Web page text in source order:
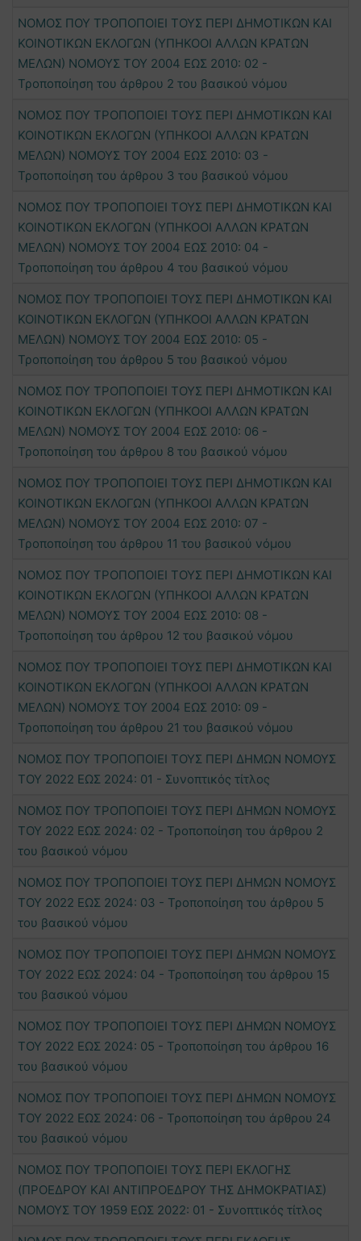
ΝΟΜΟΣ ΠΟΥ ΤΡΟΠΟΠΟΙΕΙ ΤΟΥΣ ΠΕΡΙ ΔΗΜΟΤΙΚΩΝ ΚΑΙ
ΚΟΙΝΟΤΙΚΩΝ ΕΚΛΟΓΩΝ (ΥΠΗΚΟΟΙ ΑΛΛΩΝ ΚΡΑΤΩΝ
ΜΕΛΩΝ) ΝΟΜΟΥΣ ΤΟΥ 2004 ΕΩΣ 2010: 02 -
Τροποποίηση του άρθρου 2 του βασικού νόμου
ΝΟΜΟΣ ΠΟΥ ΤΡΟΠΟΠΟΙΕΙ ΤΟΥΣ ΠΕΡΙ ΔΗΜΟΤΙΚΩΝ ΚΑΙ
ΚΟΙΝΟΤΙΚΩΝ ΕΚΛΟΓΩΝ (ΥΠΗΚΟΟΙ ΑΛΛΩΝ ΚΡΑΤΩΝ
ΜΕΛΩΝ) ΝΟΜΟΥΣ ΤΟΥ 2004 ΕΩΣ 2010: 03 -
Τροποποίηση του άρθρου 3 του βασικού νόμου
ΝΟΜΟΣ ΠΟΥ ΤΡΟΠΟΠΟΙΕΙ ΤΟΥΣ ΠΕΡΙ ΔΗΜΟΤΙΚΩΝ ΚΑΙ
ΚΟΙΝΟΤΙΚΩΝ ΕΚΛΟΓΩΝ (ΥΠΗΚΟΟΙ ΑΛΛΩΝ ΚΡΑΤΩΝ
ΜΕΛΩΝ) ΝΟΜΟΥΣ ΤΟΥ 2004 ΕΩΣ 2010: 04 -
Τροποποίηση του άρθρου 4 του βασικού νόμου
ΝΟΜΟΣ ΠΟΥ ΤΡΟΠΟΠΟΙΕΙ ΤΟΥΣ ΠΕΡΙ ΔΗΜΟΤΙΚΩΝ ΚΑΙ
ΚΟΙΝΟΤΙΚΩΝ ΕΚΛΟΓΩΝ (ΥΠΗΚΟΟΙ ΑΛΛΩΝ ΚΡΑΤΩΝ
ΜΕΛΩΝ) ΝΟΜΟΥΣ ΤΟΥ 2004 ΕΩΣ 2010: 05 -
Τροποποίηση του άρθρου 5 του βασικού νόμου
ΝΟΜΟΣ ΠΟΥ ΤΡΟΠΟΠΟΙΕΙ ΤΟΥΣ ΠΕΡΙ ΔΗΜΟΤΙΚΩΝ ΚΑΙ
ΚΟΙΝΟΤΙΚΩΝ ΕΚΛΟΓΩΝ (ΥΠΗΚΟΟΙ ΑΛΛΩΝ ΚΡΑΤΩΝ
ΜΕΛΩΝ) ΝΟΜΟΥΣ ΤΟΥ 2004 ΕΩΣ 2010: 06 -
Τροποποίηση του άρθρου 8 του βασικού νόμου
ΝΟΜΟΣ ΠΟΥ ΤΡΟΠΟΠΟΙΕΙ ΤΟΥΣ ΠΕΡΙ ΔΗΜΟΤΙΚΩΝ ΚΑΙ
ΚΟΙΝΟΤΙΚΩΝ ΕΚΛΟΓΩΝ (ΥΠΗΚΟΟΙ ΑΛΛΩΝ ΚΡΑΤΩΝ
ΜΕΛΩΝ) ΝΟΜΟΥΣ ΤΟΥ 2004 ΕΩΣ 2010: 07 -
Τροποποίηση του άρθρου 11 του βασικού νόμου
ΝΟΜΟΣ ΠΟΥ ΤΡΟΠΟΠΟΙΕΙ ΤΟΥΣ ΠΕΡΙ ΔΗΜΟΤΙΚΩΝ ΚΑΙ
ΚΟΙΝΟΤΙΚΩΝ ΕΚΛΟΓΩΝ (ΥΠΗΚΟΟΙ ΑΛΛΩΝ ΚΡΑΤΩΝ
ΜΕΛΩΝ) ΝΟΜΟΥΣ ΤΟΥ 2004 ΕΩΣ 2010: 08 -
Τροποποίηση του άρθρου 12 του βασικού νόμου
ΝΟΜΟΣ ΠΟΥ ΤΡΟΠΟΠΟΙΕΙ ΤΟΥΣ ΠΕΡΙ ΔΗΜΟΤΙΚΩΝ ΚΑΙ
ΚΟΙΝΟΤΙΚΩΝ ΕΚΛΟΓΩΝ (ΥΠΗΚΟΟΙ ΑΛΛΩΝ ΚΡΑΤΩΝ
ΜΕΛΩΝ) ΝΟΜΟΥΣ ΤΟΥ 2004 ΕΩΣ 2010: 09 -
Τροποποίηση του άρθρου 21 του βασικού νόμου
ΝΟΜΟΣ ΠΟΥ ΤΡΟΠΟΠΟΙΕΙ ΤΟΥΣ ΠΕΡΙ ΔΗΜΩΝ ΝΟΜΟΥΣ
ΤΟΥ 2022 ΕΩΣ 2024: 01 - Συνοπτικός τίτλος
ΝΟΜΟΣ ΠΟΥ ΤΡΟΠΟΠΟΙΕΙ ΤΟΥΣ ΠΕΡΙ ΔΗΜΩΝ ΝΟΜΟΥΣ
ΤΟΥ 2022 ΕΩΣ 2024: 02 - Τροποποίηση του άρθρου 2
του βασικού νόμου
ΝΟΜΟΣ ΠΟΥ ΤΡΟΠΟΠΟΙΕΙ ΤΟΥΣ ΠΕΡΙ ΔΗΜΩΝ ΝΟΜΟΥΣ
ΤΟΥ 2022 ΕΩΣ 2024: 03 - Τροποποίηση του άρθρου 5
του βασικού νόμου
ΝΟΜΟΣ ΠΟΥ ΤΡΟΠΟΠΟΙΕΙ ΤΟΥΣ ΠΕΡΙ ΔΗΜΩΝ ΝΟΜΟΥΣ
ΤΟΥ 2022 ΕΩΣ 2024: 04 - Τροποποίηση του άρθρου 15
του βασικού νόμου
ΝΟΜΟΣ ΠΟΥ ΤΡΟΠΟΠΟΙΕΙ ΤΟΥΣ ΠΕΡΙ ΔΗΜΩΝ ΝΟΜΟΥΣ
ΤΟΥ 2022 ΕΩΣ 2024: 05 - Τροποποίηση του άρθρου 16
του βασικού νόμου
ΝΟΜΟΣ ΠΟΥ ΤΡΟΠΟΠΟΙΕΙ ΤΟΥΣ ΠΕΡΙ ΔΗΜΩΝ ΝΟΜΟΥΣ
ΤΟΥ 2022 ΕΩΣ 2024: 06 - Τροποποίηση του άρθρου 24
του βασικού νόμου
ΝΟΜΟΣ ΠΟΥ ΤΡΟΠΟΠΟΙΕΙ ΤΟΥΣ ΠΕΡΙ ΕΚΛΟΓΗΣ
(ΠΡΟΕΔΡΟΥ ΚΑΙ ΑΝΤΙΠΡΟΕΔΡΟΥ ΤΗΣ ΔΗΜΟΚΡΑΤΙΑΣ)
ΝΟΜΟΥΣ ΤΟΥ 1959 ΕΩΣ 2022: 01 - Συνοπτικός τίτλος